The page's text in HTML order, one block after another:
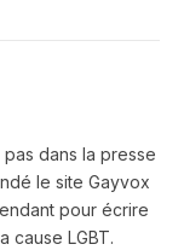
dans la presse
le site Gayvox
pour écrire
cause LGBT.